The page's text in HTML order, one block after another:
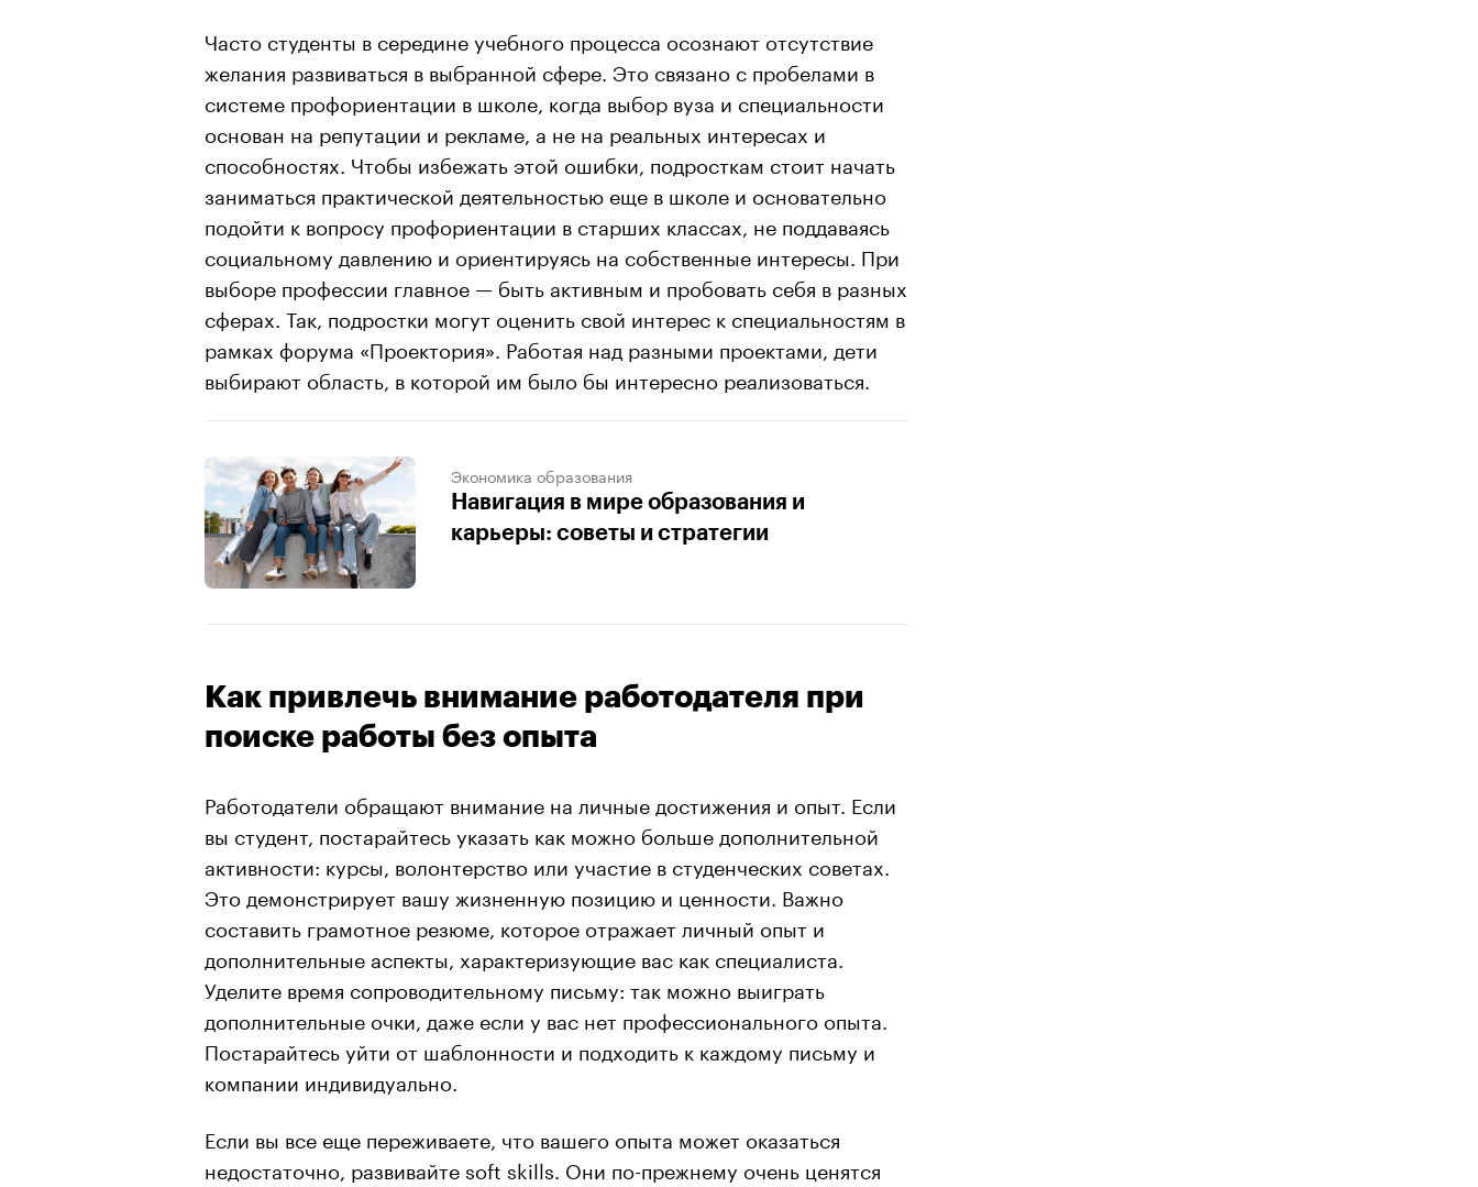
Часто студенты в середине учебного процесса осознают отсутствие
желания развиваться в выбранной сфере. Это связано с пробелами в
системе профориентации в школе, когда выбор вуза и специальности
основан на репутации и рекламе, а не на реальных интересах и
способностях. Чтобы избежать этой ошибки, подросткам стоит начать
заниматься практической деятельностью еще в школе и основательно
подойти к вопросу профориентации в старших классах, не поддаваясь
социальному давлению и ориентируясь на собственные интересы. При
выборе профессии главное — быть активным и пробовать себя в разных
сферах. Так, подростки могут оценить свой интерес к специальностям в
рамках форума «Проектория». Работая над разными проектами, дети
выбирают область, в которой им было бы интересно реализоваться.
Экономика образования
Навигация в мире образования и
карьеры: советы и стратегии
Как привлечь внимание работодателя при
поиске работы без опыта
Работодатели обращают внимание на личные достижения и опыт. Если
вы студент, постарайтесь указать как можно больше дополнительной
активности: курсы, волонтерство или участие в студенческих советах.
Это демонстрирует вашу жизненную позицию и ценности. Важно
составить грамотное резюме, которое отражает личный опыт и
дополнительные аспекты, характеризующие вас как специалиста.
Уделите время сопроводительному письму: так можно выиграть
дополнительные очки, даже если у вас нет профессионального опыта.
Постарайтесь уйти от шаблонности и подходить к каждому письму и
компании индивидуально.
Если вы все еще переживаете, что вашего опыта может оказаться
недостаточно, развивайте soft skills. Они по-прежнему очень ценятся